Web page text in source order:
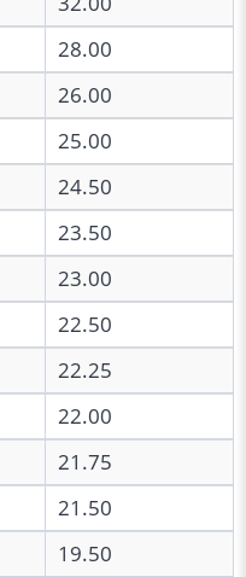
28.00
26.00
25.00
24.50
23.50
23.00
22.50
22.25
22.00
21.75
21.50
19.50